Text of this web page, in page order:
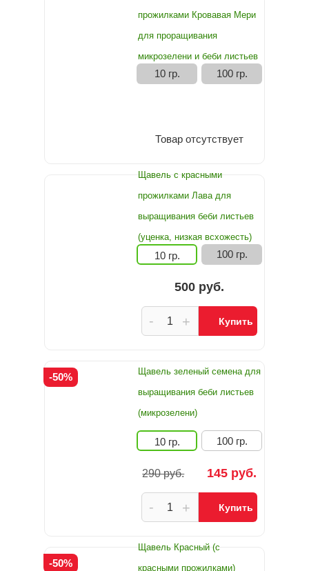
прожилками Кровавая Мери
для проращивания
микрозелени и беби листьев
10 гр. 100 гр.
Товар отсутствует
Щавель с красными
прожилками Лава для
выращивания беби листьев
(уценка, низкая всхожесть)
10 гр. 100 гр.
500 руб.
+
- Купить
Щавель зеленый семена для
выращивания беби листьев
(микрозелени)
-50%
10 гр. 100 гр.
290 руб. 145 руб.
+
- Купить
Щавель Красный (с
красными прожилками)
-50%